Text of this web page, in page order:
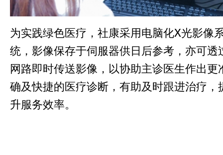
为实践绿色医疗，社康采用电脑化X光影像
统，影像保存于伺服器供日后参考，亦可透
网路即时传送影像，以协助主诊医生作出更
确及快捷的医疗诊断，有助及时跟进治疗，
升服务效率。